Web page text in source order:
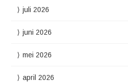
juli 2026
juni 2026
mei 2026
april 2026